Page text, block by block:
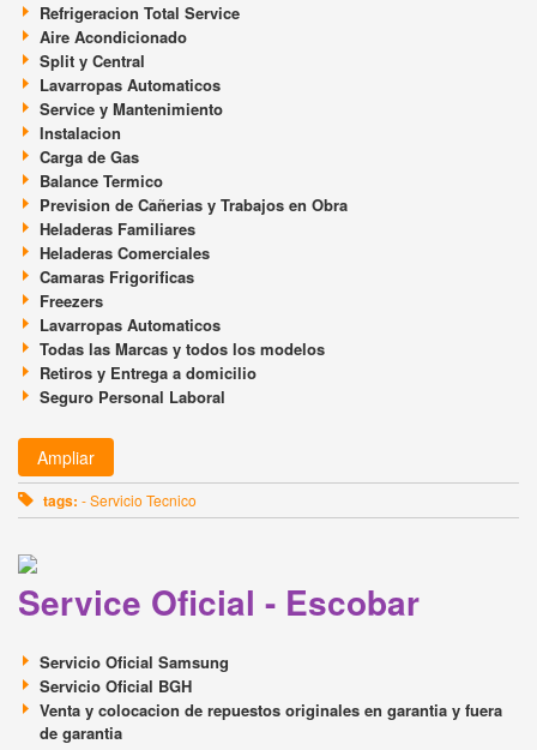
Refrigeracion Total Service
Aire Acondicionado
Split y Central
Lavarropas Automaticos
Service y Mantenimiento
Instalacion
Carga de Gas
Balance Termico
Prevision de Cañerias y Trabajos en Obra
Heladeras Familiares
Heladeras Comerciales
Camaras Frigorificas
Freezers
Lavarropas Automaticos
Todas las Marcas y todos los modelos
Retiros y Entrega a domicilio
Seguro Personal Laboral
Ampliar
tags: - Servicio Tecnico
Service Oficial - Escobar
Servicio Oficial Samsung
Servicio Oficial BGH
Venta y colocacion de repuestos originales en garantia y fuera
de garantia